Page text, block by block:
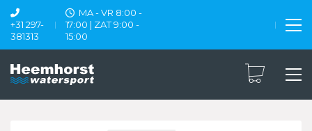
+31 297-
381313
MA - VR 8:00 -
17:00 | ZAT 9:00 -
15:00